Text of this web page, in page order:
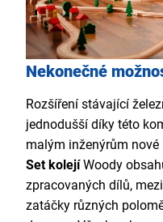
Nekonečné
Rozšíření stávající
jednodušší díky této
malým inženýrům
Set kolejíWoody
zpracovaných dílů,
zatáčky různých